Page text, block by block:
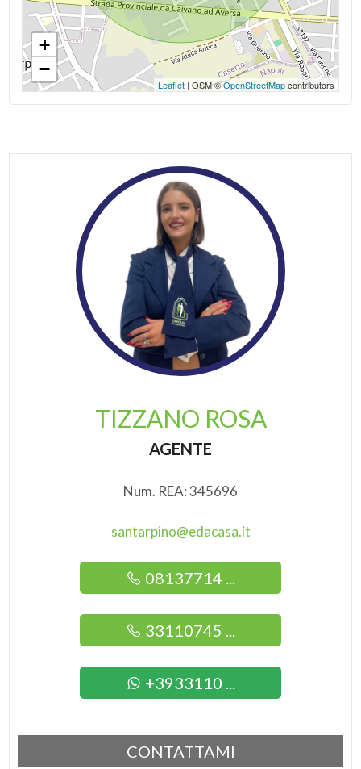
Centri commerciali
Uffici comunali
+
−
Leaflet| OSM ©OpenStreetMapcontributors
TIZZANO ROSA
AGENTE
Num. REA: 345696
santarpino@edacasa.it
08137714 ...
33110745 ...
+3933110 ...
CONTATTAMI